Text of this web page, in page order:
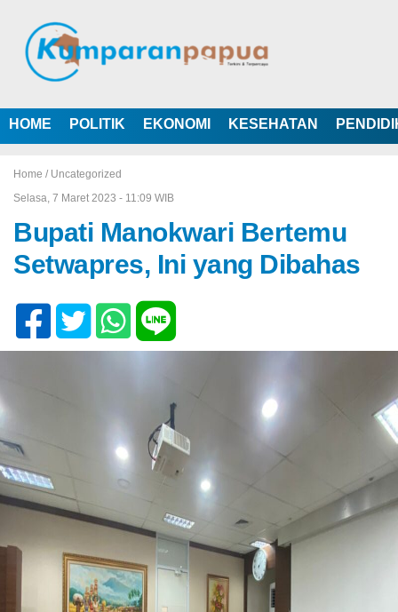
HOME POLITIK EKONOMI KESEHATAN
Home / Uncategorized
Selasa, 7 Maret 2023 - 11:09 WIB
Bupati Manokwari Bertemu
Setwapres, Ini yang Dibahas